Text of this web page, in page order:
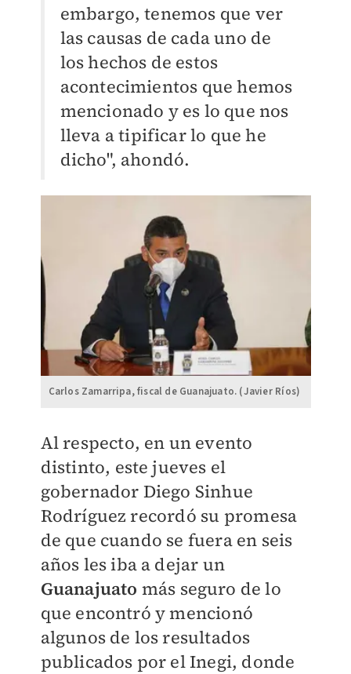
embargo, tenemos que ver
las causas de cada uno de
los hechos de estos
acontecimientos que hemos
mencionado y es lo que nos
lleva a tipificar lo que he
dicho", ahondó.
Carlos Zamarripa, fiscal de Guanajuato. (Javier Ríos)
Al respecto, en un evento
distinto, este jueves el
gobernador Diego Sinhue
Rodríguez recordó su promesa
de que cuando se fuera en seis
años les iba a dejar un
Guanajuato más seguro de lo
que encontró y mencionó
algunos de los resultados
publicados por el Inegi, donde